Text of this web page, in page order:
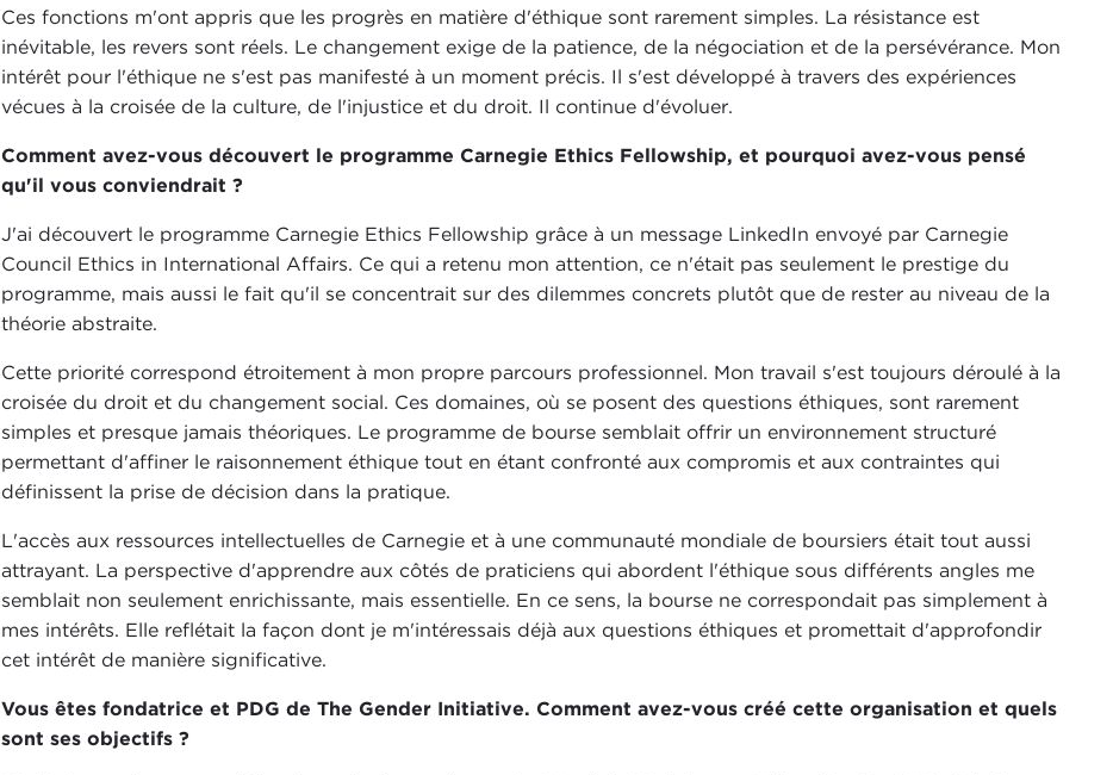
Ces fonctions m'ont appris que les progrès en matière d'éthique sont rarement simples. La résistance est
inévitable, les revers sont réels. Le changement exige de la patience, de la négociation et de la persévérance. Mon
intérêt pour l'éthique ne s'est pas manifesté à un moment précis. Il s'est développé à travers des expériences
vécues à la croisée de la culture, de l'injustice et du droit. Il continue d'évoluer.
Comment avez-vous découvert le programme Carnegie Ethics Fellowship, et pourquoi avez-vous pensé
qu'il vous conviendrait ?
J'ai découvert le programme Carnegie Ethics Fellowship grâce à un message LinkedIn envoyé par Carnegie
Council Ethics in International Affairs. Ce qui a retenu mon attention, ce n'était pas seulement le prestige du
programme, mais aussi le fait qu'il se concentrait sur des dilemmes concrets plutôt que de rester au niveau de la
théorie abstraite.
Cette priorité correspond étroitement à mon propre parcours professionnel. Mon travail s'est toujours déroulé à la
croisée du droit et du changement social. Ces domaines, où se posent des questions éthiques, sont rarement
simples et presque jamais théoriques. Le programme de bourse semblait offrir un environnement structuré
permettant d'affiner le raisonnement éthique tout en étant confronté aux compromis et aux contraintes qui
définissent la prise de décision dans la pratique.
L'accès aux ressources intellectuelles de Carnegie et à une communauté mondiale de boursiers était tout aussi
attrayant. La perspective d'apprendre aux côtés de praticiens qui abordent l'éthique sous différents angles me
semblait non seulement enrichissante, mais essentielle. En ce sens, la bourse ne correspondait pas simplement à
mes intérêts. Elle reflétait la façon dont je m'intéressais déjà aux questions éthiques et promettait d'approfondir
cet intérêt de manière significative.
Vous êtes fondatrice et PDG de The Gender Initiative. Comment avez-vous créé cette organisation et quels
sont ses objectifs ?